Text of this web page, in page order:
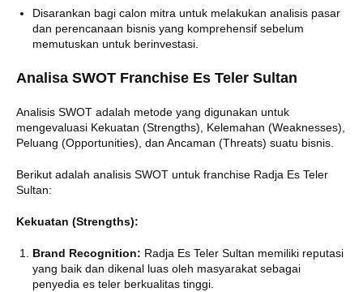
Disarankan bagi calon mitra untuk melakukan analisis pasar
dan perencanaan bisnis yang komprehensif sebelum
memutuskan untuk berinvestasi.
Analisa SWOT Franchise Es Teler Sultan
Analisis SWOT adalah metode yang digunakan untuk
mengevaluasi Kekuatan (Strengths), Kelemahan (Weaknesses),
Peluang (Opportunities), dan Ancaman (Threats) suatu bisnis.
Berikut adalah analisis SWOT untuk franchise Radja Es Teler
Sultan:
Kekuatan (Strengths):
Brand Recognition: Radja Es Teler Sultan memiliki reputasi
yang baik dan dikenal luas oleh masyarakat sebagai
penyedia es teler berkualitas tinggi.